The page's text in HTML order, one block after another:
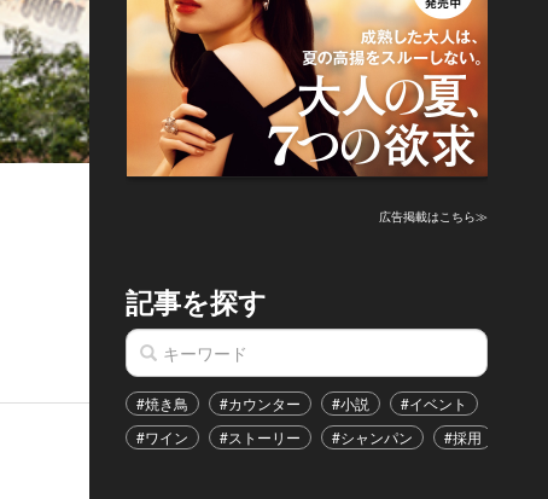
広告掲載はこちら≫
記事を探す
#焼き鳥 #カウンター #小説 #イベント
#ワイン
#ストーリー #シャンパン #採用